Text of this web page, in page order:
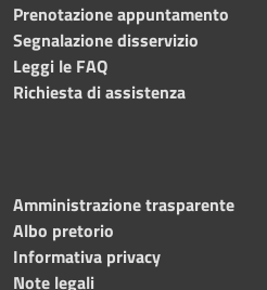
Prenotazione appuntamento
Segnalazione disservizio
Leggi le FAQ
Richiesta di assistenza
Amministrazione trasparente
Albo pretorio
Informativa privacy
Note legali